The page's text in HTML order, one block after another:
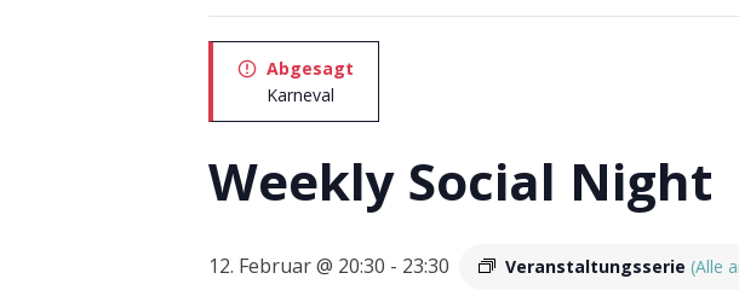
Abgesagt
Karneval
Weekly Social Night
12. Februar @ 20:30 - 23:30 Veranstaltungsserie (Alle